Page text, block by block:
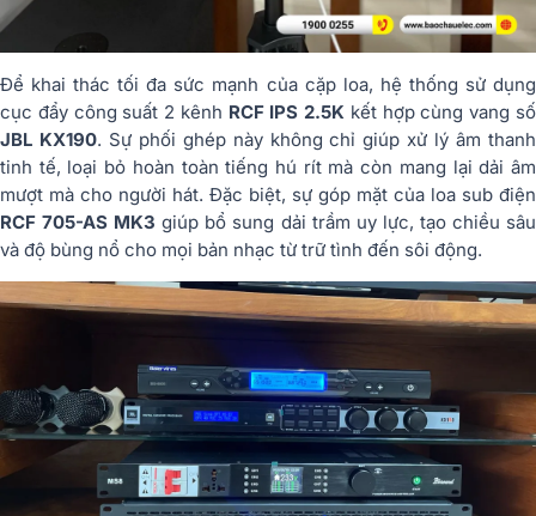
Để khai thác tối đa sức mạnh của cặp loa, hệ thống sử dụng
cục đẩy công suất 2 kênh RCF IPS 2.5K kết hợp cùng vang số
JBL KX190. Sự phối ghép này không chỉ giúp xử lý âm thanh
tinh tế, loại bỏ hoàn toàn tiếng hú rít mà còn mang lại dải âm
mượt mà cho người hát. Đặc biệt, sự góp mặt của loa sub điện
RCF 705-AS MK3 giúp bổ sung dải trầm uy lực, tạo chiều sâu
và độ bùng nổ cho mọi bản nhạc từ trữ tình đến sôi động.